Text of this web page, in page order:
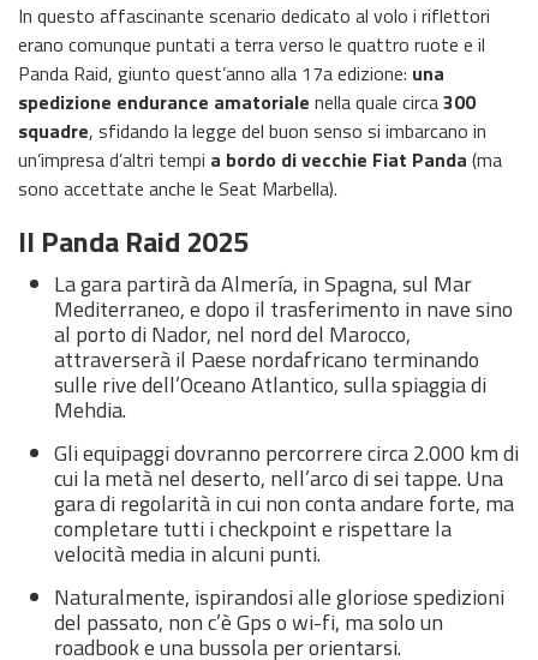
In questo affascinante scenario dedicato al volo i riflettori
erano comunque puntati a terra verso le quattro ruote e il
Panda Raid, giunto quest’anno alla 17a edizione: una
spedizione endurance amatoriale nella quale circa300
squadre, sfidando la legge del buon senso si imbarcano in
un’impresa d’altri tempi a bordo di vecchie Fiat Panda (ma
sono accettate anche le Seat Marbella).
Il Panda Raid 2025
La gara partirà da Almería, in Spagna, sul Mar
Mediterraneo, e dopo il trasferimento in nave sino
al porto di Nador, nel nord del Marocco,
attraverserà il Paese nordafricano terminando
sulle rive dell’Oceano Atlantico, sulla spiaggia di
Mehdia.
Gli equipaggi dovranno percorrere circa 2.000 km di
cui la metà nel deserto, nell’arco di sei tappe. Una
gara di regolarità in cui non conta andare forte, ma
completare tutti i checkpoint e rispettare la
velocità media in alcuni punti.
Naturalmente, ispirandosi alle gloriose spedizioni
del passato, non c’è Gps o wi-fi, ma solo un
roadbook e una bussola per orientarsi.